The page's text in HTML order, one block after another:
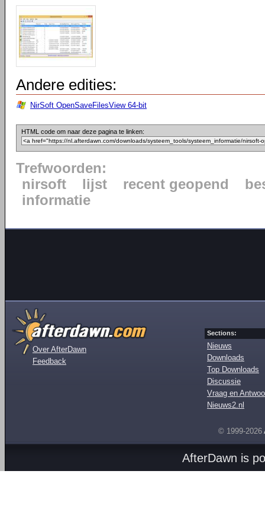
Andere edities:
NirSoft OpenSaveFilesView 64-bit
HTML code om naar deze pagina te linken:
Trefwoorden:
nirsoft
lijst recent geopend
informatie
Over AfterDawn
Feedback
Sections:
Nieuws
Downloads
Top Downloads
Discussie
Vraag en
Nieuws2.nl
© 1999-2026
AfterDawn is